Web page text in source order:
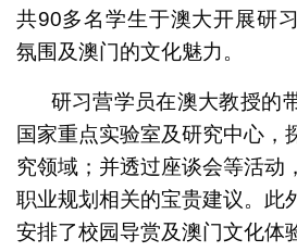
共90多名学生于澳大开展研
氛围及澳门的文化魅力。
研习营学员在澳大教授的
国家重点实验室及研究中心，
究领域；并透过座谈会等活动
职业规划相关的宝贵建议。此
安排了校园导赏及澳门文化体